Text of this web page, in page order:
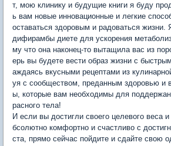
т, мою клинику и будущие книги я буду
ь вам новые инновационные и легкие
оставаться здоровым и радоваться жизни.
дифирамбы диете для ускорения
му что она наконец-то вытащила вас из
ерь вы будете вести образ жизни с
аждаясь вкусными рецептами из
уя с сообществом, преданным здоровью и
ы, которые вам необходимы для
расного тела!
И если вы достигли своего целевого веса
бсолютно комфортно и счастливо с
ста, прямо сейчас пойдите и сдайте свою